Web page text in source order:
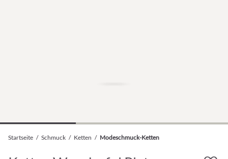
Startseite / Schmuck / Ketten / Modeschmuck-Ketten